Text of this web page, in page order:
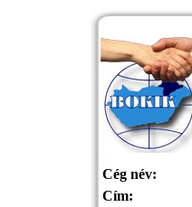
Cég név:
Cím: